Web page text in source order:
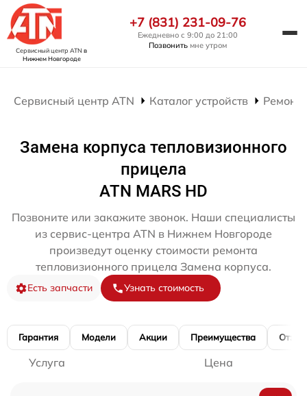
Сервисный центр ATN в
Нижнем Новгороде
+7 (831) 231-09-76
Ежедневно с 9:00 до 21:00
Позвонить мне утром
Сервисный центр ATN Каталог устройств Ремонт
Замена корпуса тепловизионного
прицела
ATN MARS HD
Позвоните или закажите звонок. Наши специалисты
из сервис-центра ATN в Нижнем Новгороде
произведут оценку стоимости ремонта
тепловизионного прицела Замена корпуса.
Есть запчасти Узнать стоимость
Гарантия Модели Акции Преимущества
Услуга Цена